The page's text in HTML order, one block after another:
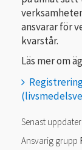
ansvarar för
kvarstår.
Läs mer om
Senast
Ansvarig grupp